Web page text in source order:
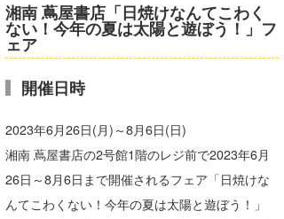
湘南 蔦屋書店「日焼けなんてこわく
ない！今年の夏は太陽と遊ぼう！」フ
ェア
開催日時
2023年6月26日(月)～8月6日(日)
湘南 蔦屋書店の2号館1階のレジ前で2023年6月
26日～8月6日まで開催されるフェア「日焼けな
んてこわくない！今年の夏は太陽と遊ぼう！」